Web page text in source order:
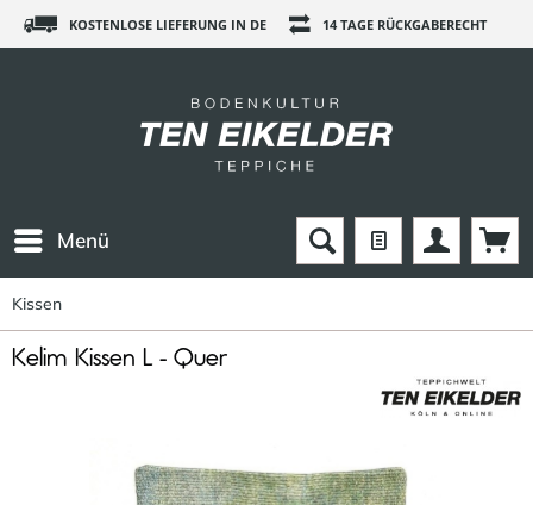
KOSTENLOSE LIEFERUNG IN DE 14 TAGE RÜCKGABERECHT
Menü
Kissen
Kelim Kissen L - Quer